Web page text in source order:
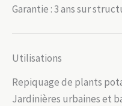
Garantie : 3 ans sur
Utilisations
Repiquage de plants
Jardinières urbaines et